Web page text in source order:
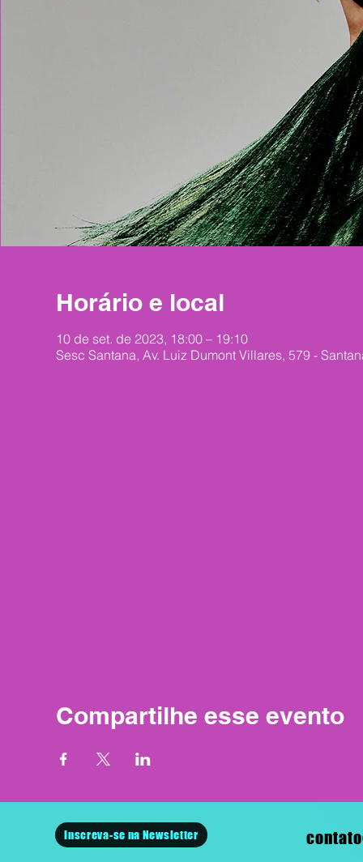
Horário e local
10 de set. de 2023, 18:00 – 19:10
Sesc Santana, Av. Luiz Dumont Villares, 579 -
Compartilhe esse evento
Inscreva-se na Newsletter